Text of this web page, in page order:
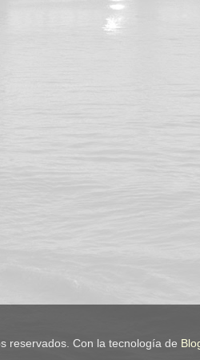
reservados. Con la tecnología de